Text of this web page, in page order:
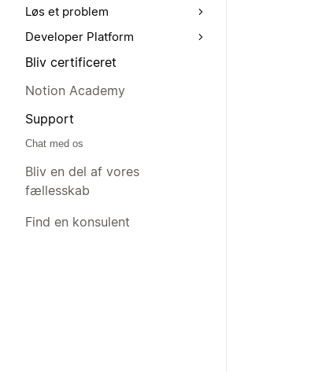
Løs et problem
Developer Platform
Bliv certificeret
Notion Academy
Support
Chat med os
Bliv en del af vores
fællesskab
Find en konsulent